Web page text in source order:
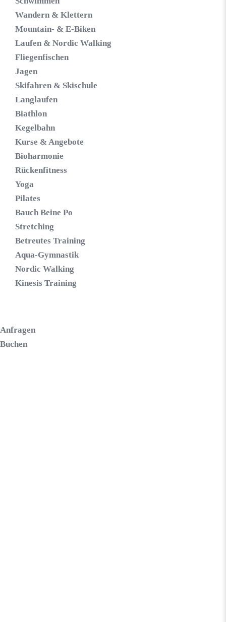
Wandern & Klettern
Mountain- & E-Biken
Laufen & Nordic Walking
Fliegenfischen
Jagen
Skifahren & Skischule
Langlaufen
Biathlon
Kegelbahn
Kurse & Angebote
Bioharmonie
Rückenfitness
Yoga
Pilates
Bauch Beine Po
Stretching
Betreutes Training
Aqua-Gymnastik
Nordic Walking
Kinesis Training
Anfragen
Buchen